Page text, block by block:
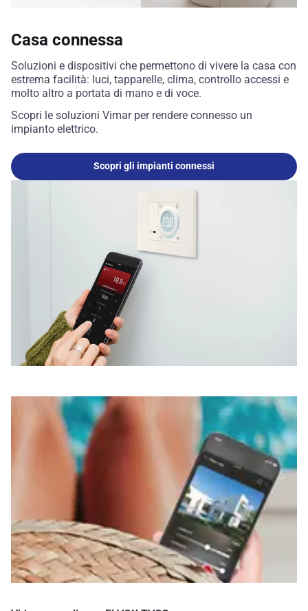
Casa connessa
Soluzioni e dispositivi che permettono di vivere la casa con
estrema facilità: luci, tapparelle, clima, controllo accessi e
molto altro a portata di mano e di voce.
Scopri le soluzioni Vimar per rendere connesso un
impianto elettrico.
Scopri gli impianti connessi